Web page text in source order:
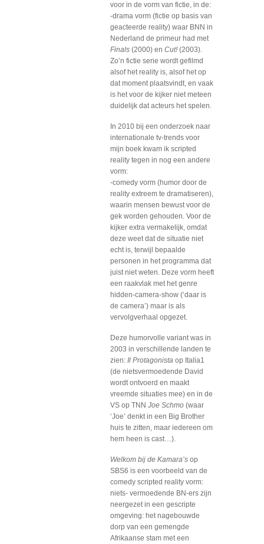
voor in de vorm van fictie, in de:
-drama vorm (fictie op basis van
geacteerde reality) waar BNN in
Nederland de primeur had met
Finals (2000) en Cut! (2003).
Zo’n fictie serie wordt gefilmd
alsof het reality is, alsof het op
dat moment plaatsvindt, en vaak
is het voor de kijker niet meteen
duidelijk dat acteurs het spelen.
In 2010 bij een onderzoek naar
internationale tv-trends voor
mijn boek kwam ik scripted
reality tegen in nog een andere
vorm:
-comedy vorm (humor door de
reality extreem te dramatiseren),
waarin mensen bewust voor de
gek worden gehouden. Voor de
kijker extra vermakelijk, omdat
deze weet dat de situatie niet
echt is, terwijl bepaalde
personen in het programma dat
juist niet weten. Deze vorm heeft
een raakvlak met het genre
hidden-camera-show (‘daar is
de camera’) maar is als
vervolgverhaal opgezet.
Deze humorvolle variant was in
2003 in verschillende landen te
zien: Il Protagonista op Italia1
(de nietsvermoedende David
wordt ontvoerd en maakt
vreemde situaties mee) en in de
VS op TNN Joe Schmo (waar
‘Joe’ denkt in een Big Brother
huis te zitten, maar iedereen om
hem heen is cast…).
Welkom bij de Kamara’s op
SBS6 is een voorbeeld van de
comedy scripted reality vorm:
niets- vermoedende BN-ers zijn
neergezet in een gescripte
omgeving: het nagebouwde
dorp van een gemengde
Afrikaanse stam met een